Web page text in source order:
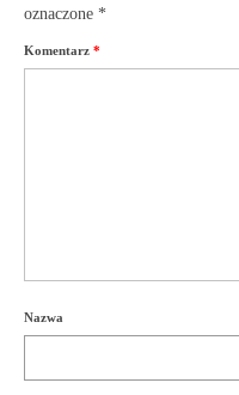
oznaczone *
Komentarz *
Nazwa